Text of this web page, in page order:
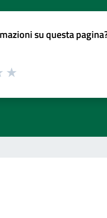
su questa